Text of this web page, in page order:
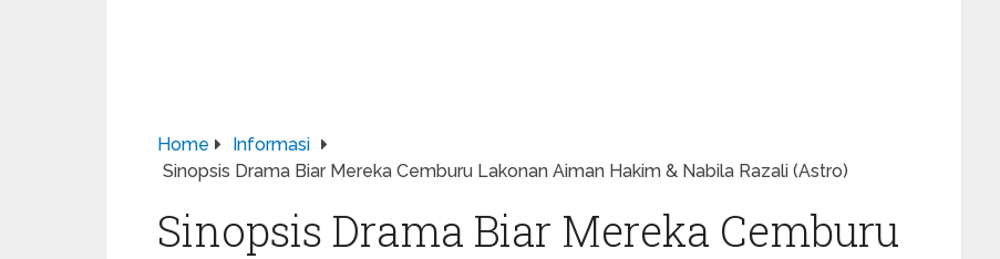
Home
Informasi
Sinopsis Drama Biar Mereka Cemburu Lakonan Aiman Hakim & Nabila Razali (Astro)
Sinopsis Drama Biar Mereka Cemburu